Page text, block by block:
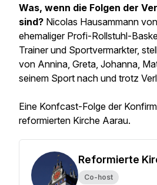
Was, wenn die Folgen der
sind? Nicolas Hausammann
ehemaliger Profi-Rollstuhl-
Trainer und Sportvermarkter,
von Annina, Greta, Johanna,
seinem Sport nach und trotz
Eine Konfcast-Folge der
reformierten Kirche Aarau.
Reformierte
Co-host